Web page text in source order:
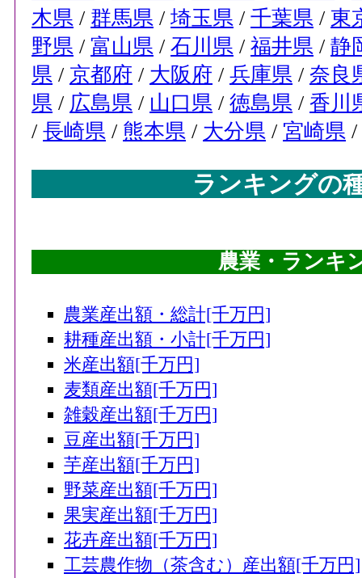
木県 / 群馬県 / 埼玉県 / 千葉県 / 東
野県 / 富山県 / 石川県 / 福井県 / 静
県 / 京都府 / 大阪府 / 兵庫県 / 奈良
県 / 広島県 / 山口県 / 徳島県 / 香川
/ 長崎県 / 熊本県 / 大分県 / 宮崎県 /
ランキングの
農業・ランキ
農業産出額・総計[千万円]
耕種産出額・小計[千万円]
米産出額[千万円]
麦類産出額[千万円]
雑穀産出額[千万円]
豆産出額[千万円]
芋産出額[千万円]
野菜産出額[千万円]
果実産出額[千万円]
花卉産出額[千万円]
工芸農作物（茶含む）産出額[千万円]